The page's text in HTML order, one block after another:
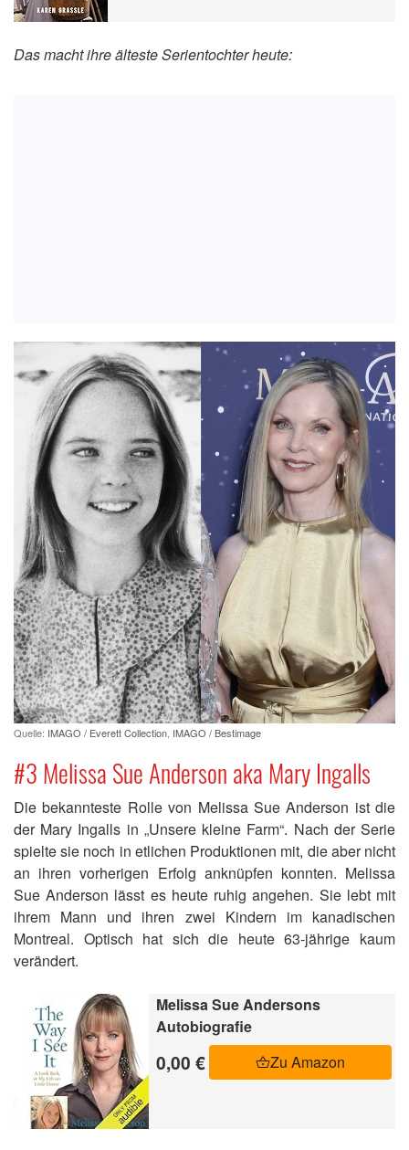
Das macht ihre älteste Serientochter heute:
Quelle: IMAGO / Everett Collection, IMAGO / Bestimage
#3 Melissa Sue Anderson aka Mary Ingalls
Die bekannteste Rolle von Melissa Sue Anderson ist die
der Mary Ingalls in „Unsere kleine Farm“. Nach der Serie
spielte sie noch in etlichen Produktionen mit, die aber nicht
an ihren vorherigen Erfolg anknüpfen konnten. Melissa
Sue Anderson lässt es heute ruhig angehen. Sie lebt mit
ihrem Mann und ihren zwei Kindern im kanadischen
Montreal. Optisch hat sich die heute 63-jährige kaum
verändert.
Melissa Sue Andersons
Autobiografie
0,00 € Zu Amazon